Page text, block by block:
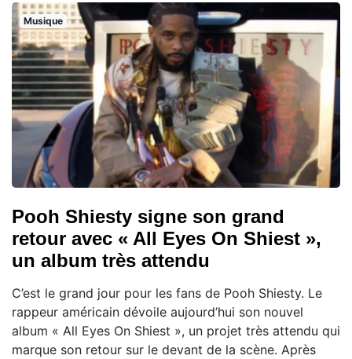
Musique
Pooh Shiesty signe son grand
retour avec « All Eyes On Shiest »,
un album très attendu
C’est le grand jour pour les fans de Pooh Shiesty. Le
rappeur américain dévoile aujourd’hui son nouvel
album « All Eyes On Shiest », un projet très attendu qui
marque son retour sur le devant de la scène. Après